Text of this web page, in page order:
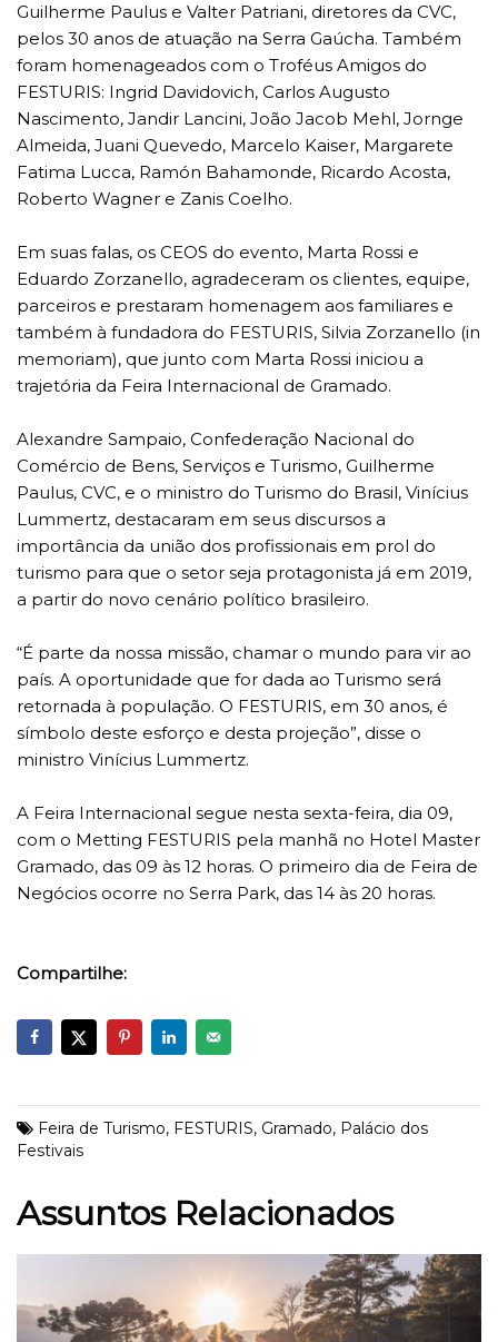
Guilherme Paulus e Valter Patriani, diretores da CVC,
pelos 30 anos de atuação na Serra Gaúcha. Também
foram homenageados com o Troféus Amigos do
FESTURIS: Ingrid Davidovich, Carlos Augusto
Nascimento, Jandir Lancini, João Jacob Mehl, Jornge
Almeida, Juani Quevedo, Marcelo Kaiser, Margarete
Fatima Lucca, Ramón Bahamonde, Ricardo Acosta,
Roberto Wagner e Zanis Coelho.
Em suas falas, os CEOS do evento, Marta Rossi e
Eduardo Zorzanello, agradeceram os clientes, equipe,
parceiros e prestaram homenagem aos familiares e
também à fundadora do FESTURIS, Silvia Zorzanello (in
memoriam), que junto com Marta Rossi iniciou a
trajetória da Feira Internacional de Gramado.
Alexandre Sampaio, Confederação Nacional do
Comércio de Bens, Serviços e Turismo, Guilherme
Paulus, CVC, e o ministro do Turismo do Brasil, Vinícius
Lummertz, destacaram em seus discursos a
importância da união dos profissionais em prol do
turismo para que o setor seja protagonista já em 2019,
a partir do novo cenário político brasileiro.
“É parte da nossa missão, chamar o mundo para vir ao
país. A oportunidade que for dada ao Turismo será
retornada à população. O FESTURIS, em 30 anos, é
símbolo deste esforço e desta projeção”, disse o
ministro Vinícius Lummertz.
A Feira Internacional segue nesta sexta-feira, dia 09,
com o Metting FESTURIS pela manhã no Hotel Master
Gramado, das 09 às 12 horas. O primeiro dia de Feira de
Negócios ocorre no Serra Park, das 14 às 20 horas.
Compartilhe:
Feira de Turismo, FESTURIS, Gramado, Palácio dos
Festivais
Assuntos Relacionados